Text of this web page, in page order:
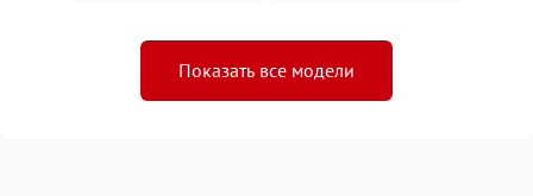
Показать все модели